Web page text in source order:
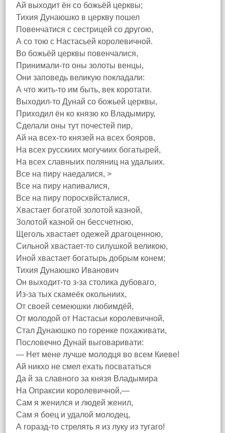
Ай выходит ён со божьёй церквы;
Тихия Дунаюшко в церкву пошел
Повенчатися с сестрицей со другою,
А со тою с Настасьей королевичной.
Во божьёй церквы повенчалися,
Принимали-то оны золоты венцы,
Они заповедь великую покладали:
А что жить-то им быть, век коротати.
Выходил-то Дунай со божьей церквы,
Приходил ён ко князю ко Владымиру,
Сделали оны тут почестей пир,
Ай на всех-то князей на всех бояров,
На всех русскиих могучиих богатырей,
На всех славныих поляниц на удалыих.
Все на пиру наедалися, >
Все на пиру напивалися,
Все на пиру поросхвйсталися,
Хвастает богатой золотой казной,
Золотой казной он бессчетною,
Щеголь хвастает одежей драгоценною,
Сильной хвастает-то силушкой великою,
Иной хвастает богатырь добрым конем;
Тихия Дунаюшко Иванович
Он выходит-то з-за столика дубоваго,
Из-за тых скамеёк окольниих,
От своей семеюшки любимдёй,
От молодой от Настасьи королевичной,
Стал Дунаюшко по горенке похаживати,
Пословечно Дунай выговаривати:
— Нет мене лучше молодця во всем Киеве!
Ай никхо не смел ехать посвататься
Да й за славного за князя Владымира
На Опраксии королевичной,—
Сам я женился и людей женил,
Сам я боец и удалой молодец,
А горазд-то стрелять я из луку из тугаго!